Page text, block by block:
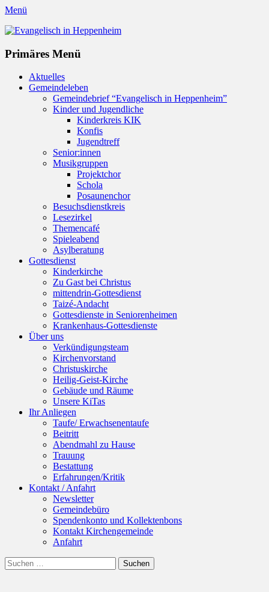
Menü
Evangelisch in Heppenheim
Primäres Menü
Zum
Inhalt
Aktuelles
Gemeindeleben
Gemeindebrief “Evangelisch in Heppenheim”
Kinder und Jugendliche
Kinderkreis KIK
Konfis
Jugendtreff
Senior:innen
Musikgruppen
Projektchor
Schola
Posaunenchor
Besuchsdienstkreis
Lesezirkel
Themencafé
Spieleabend
Asylberatung
Gottesdienst
Kinderkirche
Zu Gast bei Christus
mittendrin-Gottesdienst
Taizé-Andacht
Gottesdienste in Seniorenheimen
Krankenhaus-Gottesdienste
Über uns
Verkündigungsteam
Kirchenvorstand
Christuskirche
Heilig-Geist-Kirche
Gebäude und Räume
Unsere KiTas
Ihr Anliegen
Taufe/ Erwachsenentaufe
Beitritt
Abendmahl zu Hause
Trauung
Bestattung
Erfahrungen/Kritik
Kontakt / Anfahrt
Newsletter
Gemeindebüro
Spendenkonto und Kollektenbons
Kontakt Kirchengemeinde
Anfahrt
Suchen
Suchen
nach: